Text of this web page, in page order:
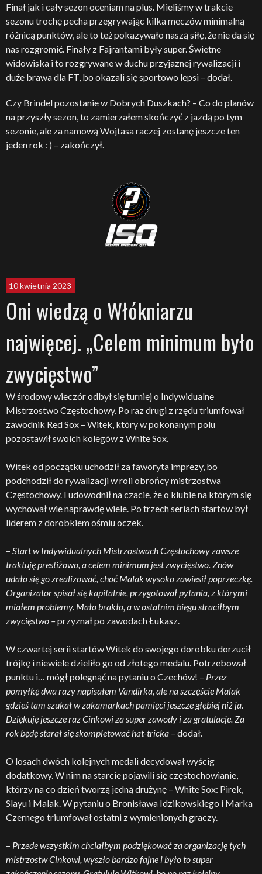
Finał jak i cały sezon oceniam na plus. Mieliśmy w trakcie
sezonu trochę pecha przegrywając kilka meczów minimalną
różnicą punktów, ale to też pokazywało naszą siłę, że nie da się
nas rozgromić. Finały z Fajrantami były super. Świetne
widowiska i to rozgrywane w duchu przyjaznej rywalizacji i
duże brawa dla FT, bo okazali się sportowo lepsi – dodał.
Czy Brindel pozostanie w Dobrych Duszkach? – Co do planów
na przyszły sezon, to zamierzałem skończyć z jazdą po tym
sezonie, ale za namową Wojtasa raczej zostanę jeszcze ten
jeden rok : ) – zakończył.
10 kwietnia 2023
Oni wiedzą o Włókniarzu
najwięcej. „Celem minimum było
zwycięstwo”
W środowy wieczór odbył się turniej o Indywidualne
Mistrzostwo Częstochowy. Po raz drugi z rzędu triumfował
zawodnik Red Sox – Witek, który w pokonanym polu
pozostawił swoich kolegów z White Sox.
Witek od początku uchodził za faworyta imprezy, bo
podchodził do rywalizacji w roli obrońcy mistrzostwa
Częstochowy. I udowodnił na czacie, że o klubie na którym się
wychował wie naprawdę wiele. Po trzech seriach startów był
liderem z dorobkiem ośmiu oczek.
– Start w Indywidualnych Mistrzostwach Częstochowy zawsze
traktuję prestiżowo, a celem minimum jest zwycięstwo. Znów
udało się go zrealizować, choć Malak wysoko zawiesił poprzeczkę.
Organizator spisał się kapitalnie, przygotował pytania, z którymi
miałem problemy. Mało brakło, a w ostatnim biegu straciłbym
zwycięstwo –przyznał po zawodach Łukasz.
W czwartej serii startów Witek do swojego dorobku dorzucił
trójkę i niewiele dzieliło go od złotego medalu. Potrzebował
punktu i… mógł polegnąć na pytaniu o Czechów! – Przez
pomyłkę dwa razy napisałem Vandirka, ale na szczęście Malak
gdzieś tam szukał w zakamarkach pamięci jeszcze głębiej niż ja.
Dziękuję jeszcze raz Cinkowi za super zawody i za gratulacje. Za
rok będę starał się skompletować hat-tricka –dodał.
O losach dwóch kolejnych medali decydował wyścig
dodatkowy. W nim na starcie pojawili się częstochowianie,
którzy na co dzień tworzą jedną drużynę – White Sox: Pirek,
Slayu i Malak. W pytaniu o Bronisława Idzikowskiego i Marka
Czernego triumfował ostatni z wymienionych graczy.
– Przede wszystkim chciałbym podziękować za organizację tych
mistrzostw Cinkowi, wyszło bardzo fajne i było to super